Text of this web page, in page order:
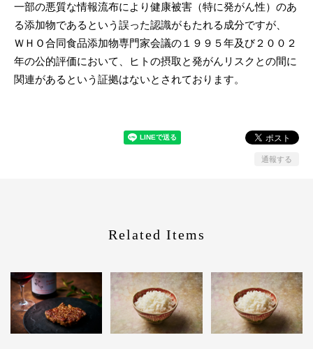
一部の悪質な情報流布により健康被害（特に発がん性）のあ
る添加物であるという誤った認識がもたれる成分ですが、
ＷＨＯ合同食品添加物専門家会議の１９９５年及び２００２
年の公的評価において、ヒトの摂取と発がんリスクとの間に
関連があるという証拠はないとされております。
通報する
Related Items